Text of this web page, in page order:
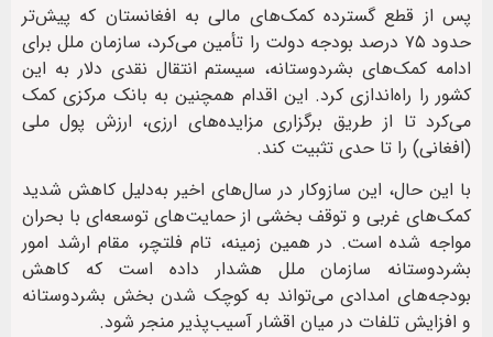
پس از قطع گسترده کمک‌های مالی به افغانستان که پیش‌تر
حدود ۷۵ درصد بودجه دولت را تأمین می‌کرد، سازمان ملل برای
ادامه کمک‌های بشردوستانه، سیستم انتقال نقدی دلار به این
کشور را راه‌اندازی کرد. این اقدام همچنین به بانک مرکزی کمک
می‌کرد تا از طریق برگزاری مزایده‌های ارزی، ارزش پول ملی
(افغانی) را تا حدی تثبیت کند.
با این حال، این سازوکار در سال‌های اخیر به‌دلیل کاهش شدید
کمک‌های غربی و توقف بخشی از حمایت‌های توسعه‌ای با بحران
مواجه شده است. در همین زمینه، تام فلتچر، مقام ارشد امور
بشردوستانه سازمان ملل هشدار داده است که کاهش
بودجه‌های امدادی می‌تواند به کوچک شدن بخش بشردوستانه
و افزایش تلفات در میان اقشار آسیب‌پذیر منجر شود.